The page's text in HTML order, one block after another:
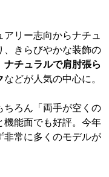
リー志向からナチュ
、きらびやかな装飾の
ナチュラルで肩肘張ら
などが人気の中心に。
ろん「両手が空くの
機能面でも好評。今年
非常に多くのモデルが